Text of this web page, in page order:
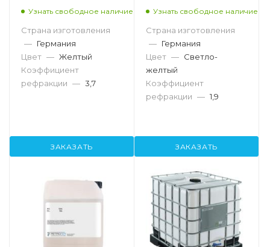
Узнать свободное наличие
Страна изготовления
— Германия
Цвет — Желтый
Коэффициент
рефракции — 3,7
ЗАКАЗАТЬ
Узнать свободное наличие
Страна изготовления
— Германия
Цвет — Светло-
желтый
Коэффициент
рефракции — 1,9
ЗАКАЗАТЬ